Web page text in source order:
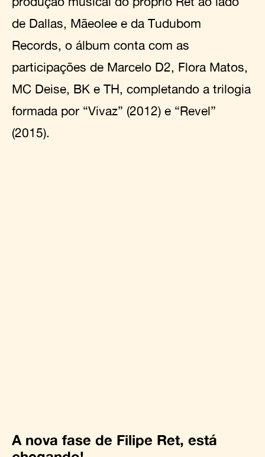
de Dallas, Mãeolee e da Tudubom
Records, o álbum conta com as
participações de Marcelo D2, Flora Matos,
MC Deise, BK e TH, completando a trilogia
formada por “Vivaz” (2012) e “Revel”
(2015).
A nova fase de Filipe Ret, está